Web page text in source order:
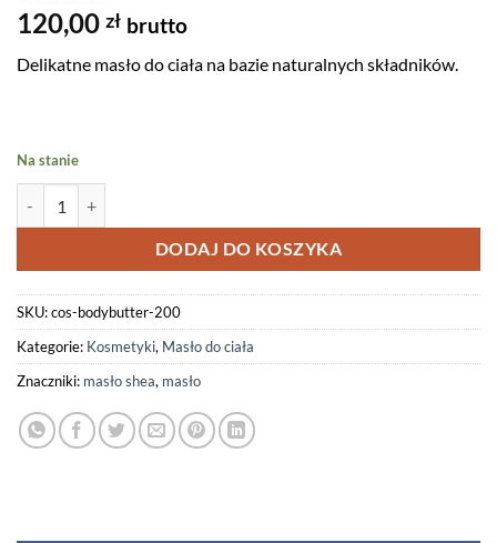
Oceniony5
na 5 na
5
ocen
120,00 zł brutto
Delikatne masło do ciała na bazie naturalnych składników.
Na stanie
DODAJ DO KOSZYKA
SKU:cos-bodybutter-200
Kategorie: Kosmetyki, Masło do ciała
Znaczniki: masło shea, masło